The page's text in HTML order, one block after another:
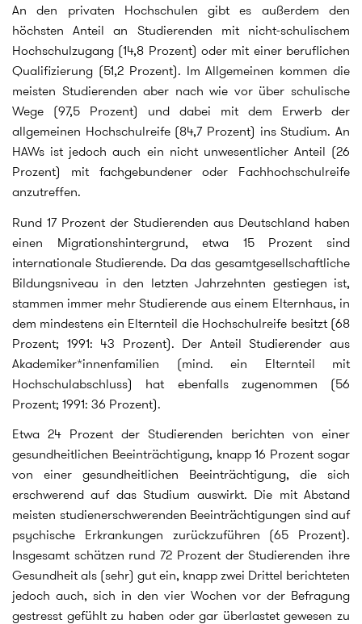
An den privaten Hochschulen gibt es außerdem den
höchsten Anteil an Studierenden mit nicht-schulischem
Hochschulzugang (14,8 Prozent) oder mit einer beruflichen
Qualifizierung (51,2 Prozent). Im Allgemeinen kommen die
meisten Studierenden aber nach wie vor über schulische
Wege (97,5 Prozent) und dabei mit dem Erwerb der
allgemeinen Hochschulreife (84,7 Prozent) ins Studium. An
HAWs ist jedoch auch ein nicht unwesentlicher Anteil (26
Prozent) mit fachgebundener oder Fachhochschulreife
anzutreffen.
Rund 17 Prozent der Studierenden aus Deutschland haben
einen Migrationshintergrund, etwa 15 Prozent sind
internationale Studierende. Da das gesamtgesellschaftliche
Bildungsniveau in den letzten Jahrzehnten gestiegen ist,
stammen immer mehr Studierende aus einem Elternhaus, in
dem mindestens ein Elternteil die Hochschulreife besitzt (68
Prozent; 1991: 43 Prozent). Der Anteil Studierender aus
Akademiker*innenfamilien (mind. ein Elternteil mit
Hochschulabschluss) hat ebenfalls zugenommen (56
Prozent; 1991: 36 Prozent).
Etwa 24 Prozent der Studierenden berichten von einer
gesundheitlichen Beeinträchtigung, knapp 16 Prozent sogar
von einer gesundheitlichen Beeinträchtigung, die sich
erschwerend auf das Studium auswirkt. Die mit Abstand
meisten studienerschwerenden Beeinträchtigungen sind auf
psychische Erkrankungen zurückzuführen (65 Prozent).
Insgesamt schätzen rund 72 Prozent der Studierenden ihre
Gesundheit als (sehr) gut ein, knapp zwei Drittel berichteten
jedoch auch, sich in den vier Wochen vor der Befragung
gestresst gefühlt zu haben oder gar überlastet gewesen zu